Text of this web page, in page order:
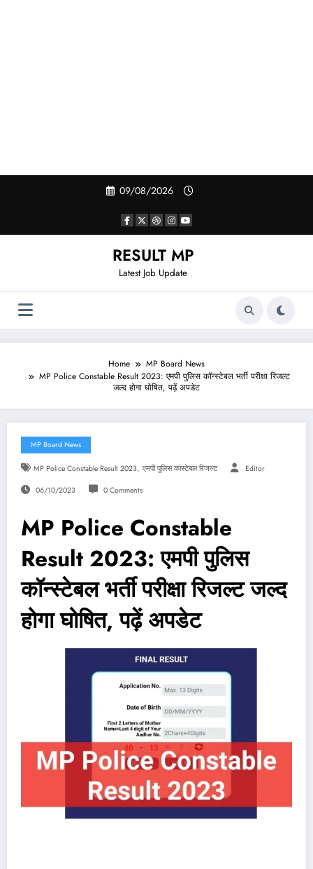
09/08/2026
RESULT MP
Latest Job Update
Home
MP Board News
MP Police Constable Result 2023: एमपी पुलिस कॉन्स्टेबल भर्ती परीक्षा रिजल्ट
जल्द होगा घोषित, पढ़ें अपडेट
MP Board News
MP Police Constable Result 2023, एमपी पुलिस कांस्टेबल रिजल्ट Editor
06/10/2023 0 Comments
MP Police Constable
Result 2023: एमपी पुलिस
कॉन्स्टेबल भर्ती परीक्षा रिजल्ट जल्द
होगा घोषित, पढ़ें अपडेट